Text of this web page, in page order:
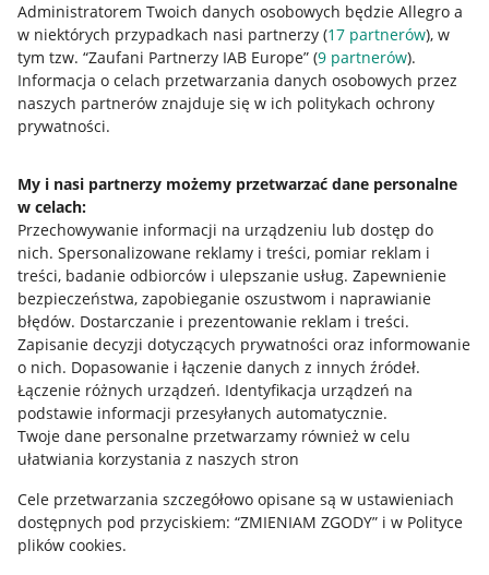
Administratorem Twoich danych osobowych będzie Allegro a
w niektórych przypadkach nasi partnerzy (17 partnerów), w
tym tzw. “Zaufani Partnerzy IAB Europe” (9 partnerów).
Informacja o celach przetwarzania danych osobowych przez
naszych partnerów znajduje się w ich politykach ochrony
prywatności.
My i nasi partnerzy możemy przetwarzać dane personalne
w celach:
Przechowywanie informacji na urządzeniu lub dostęp do
nich. Spersonalizowane reklamy i treści, pomiar reklam i
treści, badanie odbiorców i ulepszanie usług. Zapewnienie
bezpieczeństwa, zapobieganie oszustwom i naprawianie
błędów. Dostarczanie i prezentowanie reklam i treści.
Zapisanie decyzji dotyczących prywatności oraz informowanie
o nich. Dopasowanie i łączenie danych z innych źródeł.
Łączenie różnych urządzeń. Identyfikacja urządzeń na
podstawie informacji przesyłanych automatycznie.
Twoje dane personalne przetwarzamy również w celu
ułatwiania korzystania z naszych stron
Cele przetwarzania szczegółowo opisane są w ustawieniach
dostępnych pod przyciskiem: “ZMIENIAM ZGODY” i w Polityce
plików cookies.
Mapa miejscowości
Informacje prawne
Regulamin
Ustawienia plików "cookies"
Udostępnianie lokalizacji
Informacje dla Aktu o Usługach Cyfrowych
Pobierz aplikację